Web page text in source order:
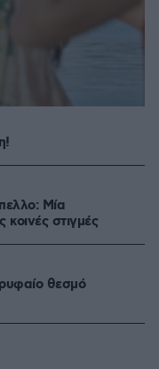
Μία
στιγμές
θεσμό